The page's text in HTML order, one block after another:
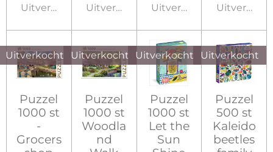
Uitverkocht Uitverkocht Uitverkocht
Uitverkocht
Puzzel
1000 st
-
Grocers
Uitverkocht
Puzzel
1000 st
Woodla
nd
Uitverkocht
Puzzel
1000 st
Let the
Sun
Uitverkocht
Puzzel
500 st
Kaleido
beetles